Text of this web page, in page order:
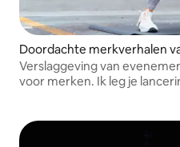
Doordachte merkverhalen
Verslaggeving van
voor merken. Ik leg je